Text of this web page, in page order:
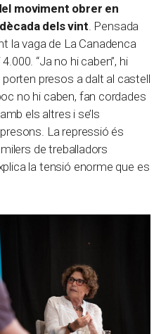
moviment obrer en
dels vint . Pensada
la vaga de La Canadenca
“Ja no hi caben”, hi
porten presos a dalt al castell
no hi caben, fan cordades
els altres i se’ls
La repressió és
de treballadors
la tensió enorme que es